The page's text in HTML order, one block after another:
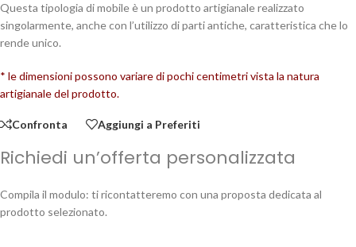
Questa tipologia di mobile è un prodotto artigianale realizzato
singolarmente, anche con l’utilizzo di parti antiche, caratteristica che lo
rende unico.
* le dimensioni possono variare di pochi centimetri vista la natura
artigianale del prodotto.
Confronta Aggiungi a Preferiti
Richiedi un’offerta personalizzata
Compila il modulo: ti ricontatteremo con una proposta dedicata al
prodotto selezionato.